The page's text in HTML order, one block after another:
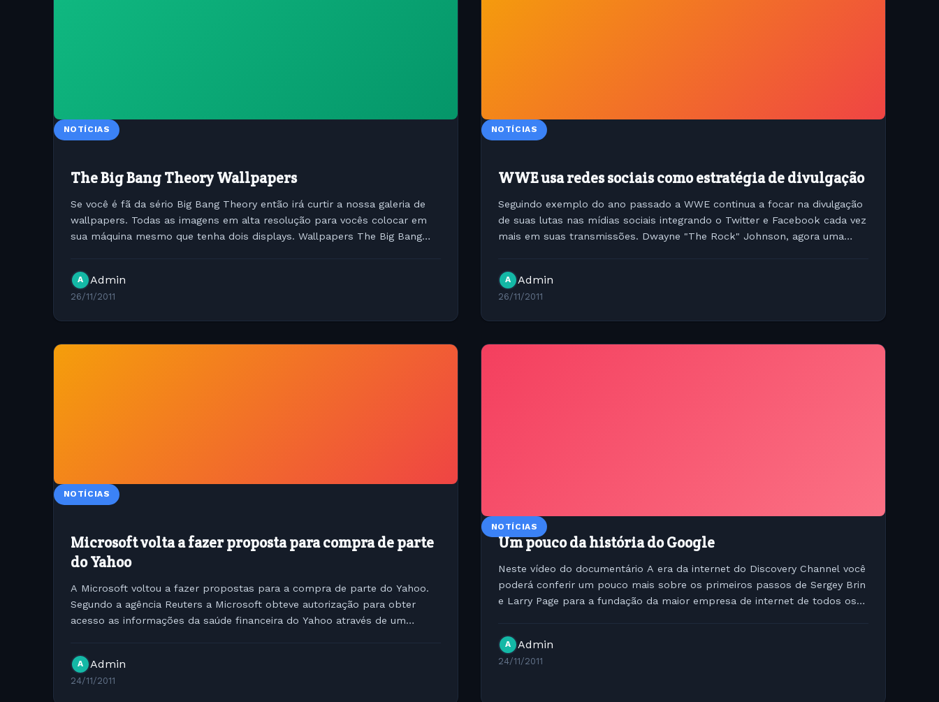
NOTÍCIAS
The Big Bang Theory Wallpapers
Se você é fã da sério Big Bang Theory então irá curtir a nossa galeria de
wallpapers. Todas as imagens em alta resolução para vocês colocar em
sua máquina mesmo que tenha dois displays. Wallpapers The Big Bang
A Admin
26/11/2011
NOTÍCIAS
WWE usa redes sociais como estratégia de divulgação
Seguindo exemplo do ano passado a WWE continua a focar na divulgação
de suas lutas nas mídias sociais integrando o Twitter e Facebook cada vez
mais em suas transmissões. Dwayne "The Rock" Johnson, agora uma
A Admin
26/11/2011
NOTÍCIAS
Microsoft volta a fazer proposta para compra de parte
do Yahoo
A Microsoft voltou a fazer propostas para a compra de parte do Yahoo.
Segundo a agência Reuters a Microsoft obteve autorização para obter
acesso as informações da saúde financeira do Yahoo através de um
A Admin
24/11/2011
NOTÍCIAS
Um pouco da história do Google
Neste vídeo do documentário A era da internet do Discovery Channel você
poderá conferir um pouco mais sobre os primeiros passos de Sergey Brin
e Larry Page para a fundação da maior empresa de internet de todos os
A Admin
24/11/2011